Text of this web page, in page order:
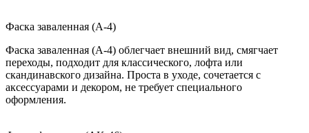
Фаска заваленная (A-4)
Фаска заваленная (A-4) облегчает внешний вид, смягчает
переходы, подходит для классического, лофта или
скандинавского дизайна. Проста в уходе, сочетается с
аксессуарами и декором, не требует специального
оформления.